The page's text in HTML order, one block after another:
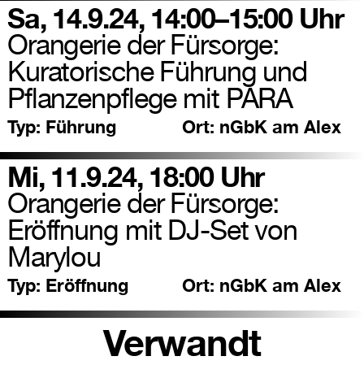
Sa, 14.9.24, 14:00–15:00 Uhr
Orangerie der Fürsorge:
Kuratorische Führung und
Pflanzenpflege mit PARA
Typ: Führung Ort: nGbK am Alex
Mi, 11.9.24, 18:00 Uhr
Orangerie der Fürsorge:
Eröffnung mit DJ-Set von
Marylou
Typ: Eröffnung Ort: nGbK am Alex
Verwandt